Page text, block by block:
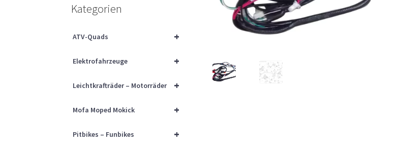
Kategorien
+
ATV-Quads
+
Elektrofahrzeuge
+
Leichtkrafträder – Motorräder
+
Mofa Moped Mokick
+
Pitbikes – Funbikes